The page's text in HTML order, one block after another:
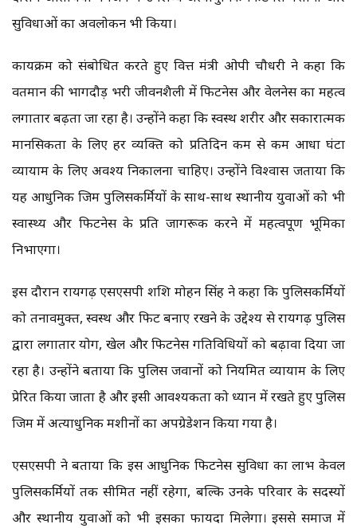
सुविधाओं का अवलोकन भी किया।
कार्यक्रम को संबोधित करते हुए वित्त मंत्री ओपी चौधरी ने कहा कि
वर्तमान की भागदौड़ भरी जीवनशैली में फिटनेस और वेलनेस का महत्व
लगातार बढ़ता जा रहा है। उन्होंने कहा कि स्वस्थ शरीर और सकारात्मक
मानसिकता के लिए हर व्यक्ति को प्रतिदिन कम से कम आधा घंटा
व्यायाम के लिए अवश्य निकालना चाहिए। उन्होंने विश्वास जताया कि
यह आधुनिक जिम पुलिसकर्मियों के साथ-साथ स्थानीय युवाओं को भी
स्वास्थ्य और फिटनेस के प्रति जागरूक करने में महत्वपूर्ण भूमिका
निभाएगा।
इस दौरान रायगढ़ एसएसपी शशि मोहन सिंह ने कहा कि पुलिसकर्मियों
को तनावमुक्त, स्वस्थ और फिट बनाए रखने के उद्देश्य से रायगढ़ पुलिस
द्वारा लगातार योग, खेल और फिटनेस गतिविधियों को बढ़ावा दिया जा
रहा है। उन्होंने बताया कि पुलिस जवानों को नियमित व्यायाम के लिए
प्रेरित किया जाता है और इसी आवश्यकता को ध्यान में रखते हुए पुलिस
जिम में अत्याधुनिक मशीनों का अपग्रेडेशन किया गया है।
एसएसपी ने बताया कि इस आधुनिक फिटनेस सुविधा का लाभ केवल
पुलिसकर्मियों तक सीमित नहीं रहेगा, बल्कि उनके परिवार के सदस्यों
और स्थानीय युवाओं को भी इसका फायदा मिलेगा। इससे समाज में